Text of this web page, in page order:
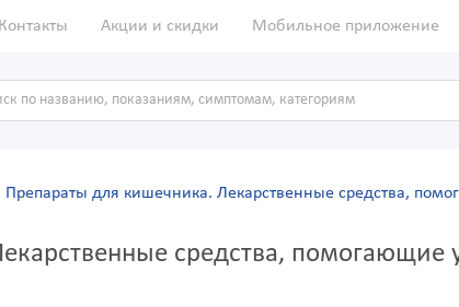
Контакты Акции и скидки Мобильное приложение
Препараты для кишечника. Лекарственные средства,
средства,